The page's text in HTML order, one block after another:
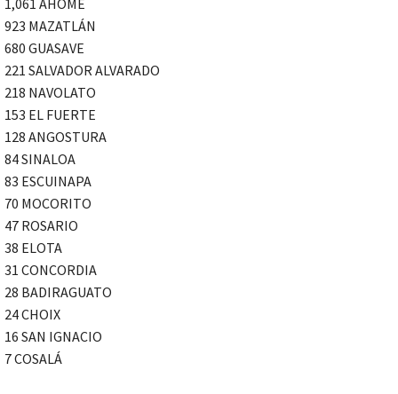
1,061 AHOME
923 MAZATLÁN
680 GUASAVE
221 SALVADOR ALVARADO
218 NAVOLATO
153 EL FUERTE
128 ANGOSTURA
84 SINALOA
83 ESCUINAPA
70 MOCORITO
47 ROSARIO
38 ELOTA
31 CONCORDIA
28 BADIRAGUATO
24 CHOIX
16 SAN IGNACIO
7 COSALÁ